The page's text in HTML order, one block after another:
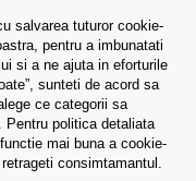
salvarea tuturor cookie-
pentru a imbunatati
si a ne ajuta in eforturile
sunteti de acord sa
ce categorii sa
Pentru politica detaliata
mai buna a cookie-
consimtamantul.